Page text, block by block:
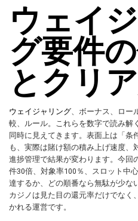
ウェイ
グ要件
とクリ
ウェイジャリング、ボーナス、ロー
較、ルール。これらを数字で読み解
同時に見えてきます。表面上は「
も、実際は賭け額の積み上げ速度
進捗管理で結果が変わります。今回
件30倍、対象率100％、スロット中
達するか、どの順番なら無駄が少な
カジノは見た目の還元率だけでなく
かれる運営です。